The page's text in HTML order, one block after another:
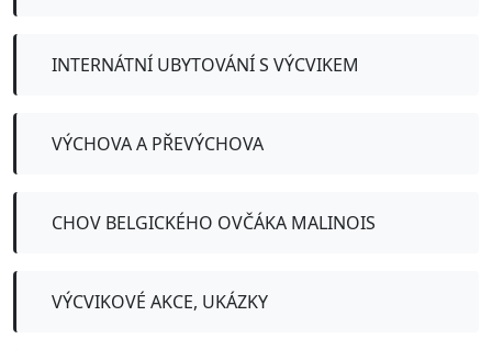
INTERNÁTNÍ UBYTOVÁNÍ S VÝCVIKEM
VÝCHOVA A PŘEVÝCHOVA
CHOV BELGICKÉHO OVČÁKA MALINOIS
VÝCVIKOVÉ AKCE, UKÁZKY